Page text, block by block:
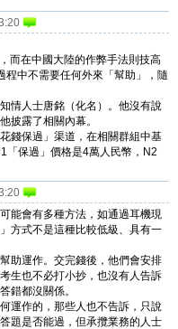
而在中國大陸的作弊手法則技高
程中不需要任何外來「幫助」，隨
情人士唐銘（化名）。他沒有說
披露了相關內幕。
錢保過」渠道，在相關群組中基
「保過」價格是4萬人民幣，N2
能會有多種方法，如通過耳機現
方式不是這種比較低級、具有一
助運作。交完錢後，他們會安排
生也不必打小抄，也沒有人告訴
錯都沒關係。
運作的，那些人也不告訴，只說
題是否能過，但承攬業務的人士